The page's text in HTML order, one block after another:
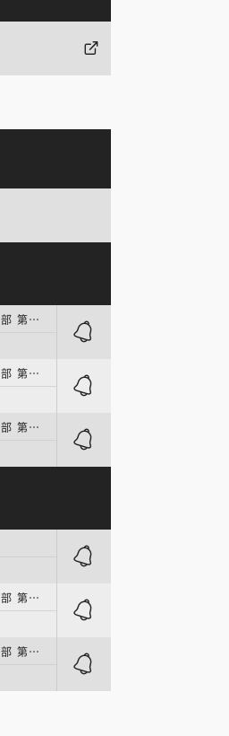
関東大学サッカー | JR東日本カップ2026 1部 第2節
関東大学サッカー | JR東日本カップ2026 1部 第3節
関東大学サッカー | JR東日本カップ2026 1部 第4節
関東大学サッカー | JR東日本カップ2026 1部 第2節
関東大学サッカー | JR東日本カップ2026 1部 第3節